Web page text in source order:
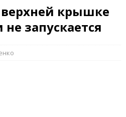
крышке
запускается